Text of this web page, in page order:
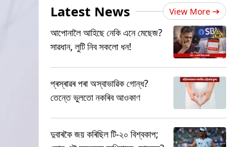
Latest News View More
আপোনালৈ আহিছে নেকি এনে মেছেজ?
সাৱধান, লুটি নিব সকলো ধন!
প্ৰস্ৰাৱৰ পৰা অস্বাভাৱিক গোন্ধ?
তেন্তে ভুলতো নকৰিব আওকাণ
দুবাৰকৈ জয় কৰিছিল টি-২০ বিশ্বকাপ;